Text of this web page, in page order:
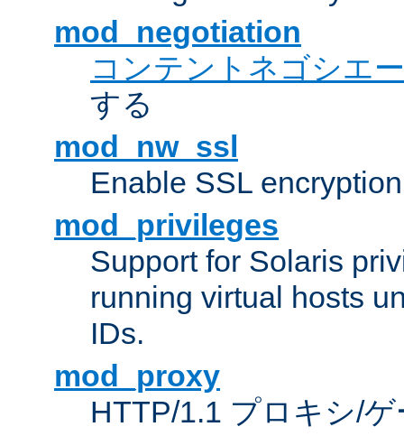
mod_negotiation
コンテントネゴシエ
する
mod_nw_ssl
Enable SSL
mod_privileges
Support for Solaris
running virtual hosts
IDs.
mod_proxy
HTTP/1.1 プロキシ/